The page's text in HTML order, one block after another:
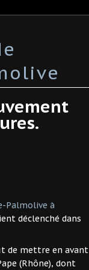
Palmolive à
déclenché dans
de mettre en avant
(Rhône), dont